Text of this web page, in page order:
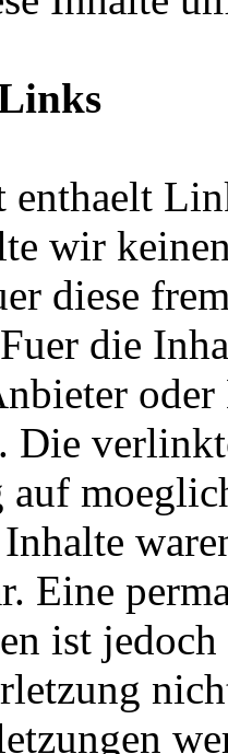
enthaelt
wir
diese
die
oder
Die
Eine
ist